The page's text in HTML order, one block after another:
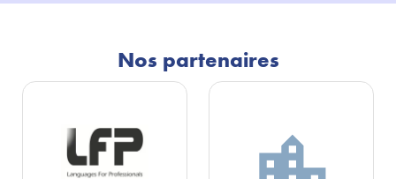
Nos partenaires